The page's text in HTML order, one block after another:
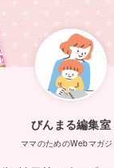
びんまる編集室
ママのためのWebマガジ